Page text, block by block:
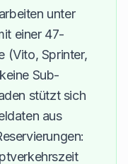
unter
einer 47-
(Vito, Sprinter,
Sub-
stützt sich
aus